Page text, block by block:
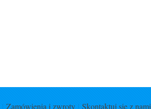
Zamówienia i zwroty Skontaktuj się z nami